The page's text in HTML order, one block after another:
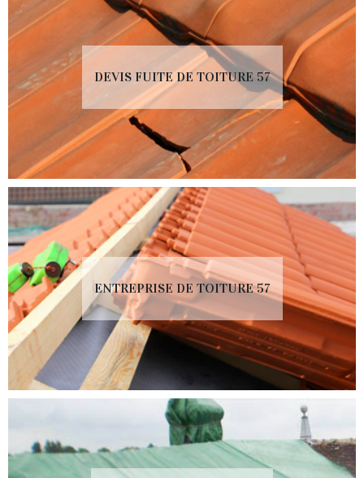
DEVIS FUITE DE TOITURE 57
ENTREPRISE DE TOITURE 57